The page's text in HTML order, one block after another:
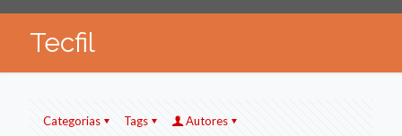
Tecfil
Categorias Tags Autores